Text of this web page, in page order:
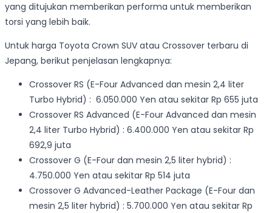
yang ditujukan memberikan performa untuk memberikan
torsi yang lebih baik.
Untuk harga Toyota Crown SUV atau Crossover terbaru di
Jepang, berikut penjelasan lengkapnya:
Crossover RS (E-Four Advanced dan mesin 2,4 liter
Turbo Hybrid) : 6.050.000 Yen atau sekitar Rp 655 juta
Crossover RS Advanced (E-Four Advanced dan mesin
2,4 liter Turbo Hybrid) : 6.400.000 Yen atau sekitar Rp
692,9 juta
Crossover G (E-Four dan mesin 2,5 liter hybrid) :
4.750.000 Yen atau sekitar Rp 514 juta
Crossover G Advanced-Leather Package (E-Four dan
mesin 2,5 liter hybrid) : 5.700.000 Yen atau sekitar Rp